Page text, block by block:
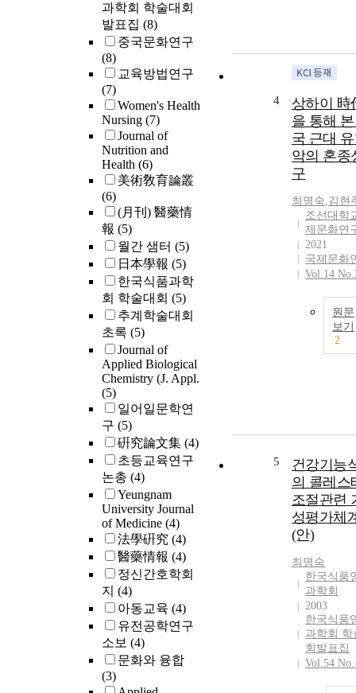
과학회 학술대회
발표집 (8)
중국문화연구
(8)
교육방법연구
(7)
Women's Health
Nursing (7)
Journal of
Nutrition and
Health (6)
美術敎育論叢
(6)
(月刊) 醫藥情
報 (5)
월간 샘터 (5)
日本學報 (5)
한국식품과학
회 학술대회 (5)
추계학술대회
초록 (5)
Journal of
Applied Biological
Chemistry (J. Appl.
(5)
일어일문학연
구 (5)
硏究論文集 (4)
초등교육연구
논총 (4)
Yeungnam
University Journal
of Medicine (4)
法學硏究 (4)
醫藥情報 (4)
정신간호학회
지 (4)
아동교육 (4)
유전공학연구
소보 (4)
문화와 융합
(3)
4
상하이 時
을 통해
국 근대
악의 혼종
구
최명숙,김현
조선대학
제문화연
2021
국제문화
Vol.14
원문
보기
2
5
건강기능
의 콜레스
조절관련
성평가체
(안)
최명숙
한국식품
과학회
2003
한국식품
과학회 학
회발표집
Vol.54